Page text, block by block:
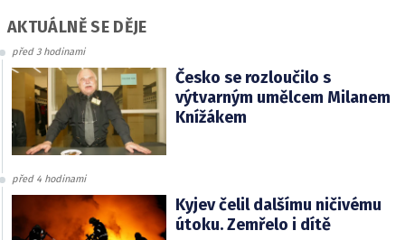
AKTUÁLNĚ SE DĚJE
před 3 hodinami
Česko se rozloučilo s
výtvarným umělcem Milanem
Knížákem
před 4 hodinami
Kyjev čelil dalšímu ničivému
útoku. Zemřelo i dítě